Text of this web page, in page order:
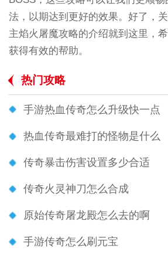
法，以期达到更好的效果。好了，
主焰火屠魔攻略的介绍就到这里，
获得有效的帮助。
热门攻略
手游热血传奇怎么升级快一点
热血传奇最难打的怪物是什么
传奇暴击伤害设置多少合适
传奇火灵神刀怎么合成
原始传奇屠龙殿怎么去的啊
手游传奇怎么刷元宝